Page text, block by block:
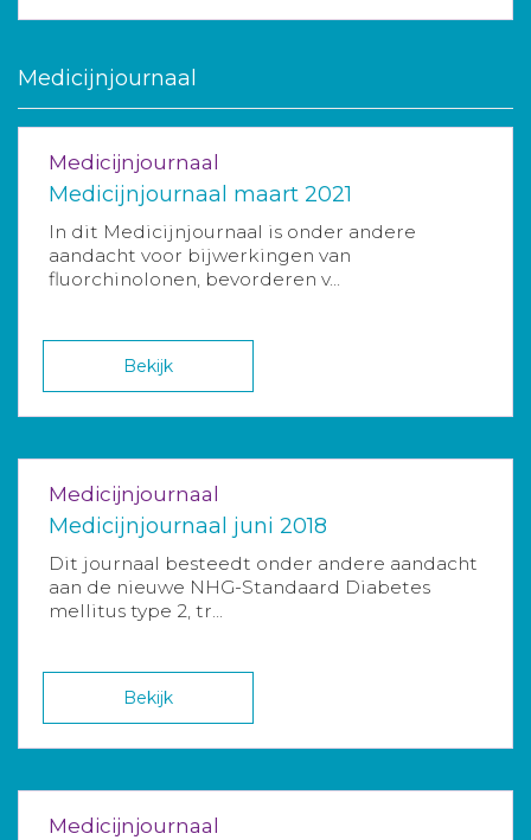
Medicijnjournaal
Medicijnjournaal
Medicijnjournaal maart 2021
In dit Medicijnjournaal is onder andere
aandacht voor bijwerkingen van
fluorchinolonen, bevorderen v...
Bekijk
Medicijnjournaal
Medicijnjournaal juni 2018
Dit journaal besteedt onder andere aandacht
aan de nieuwe NHG-Standaard Diabetes
mellitus type 2, tr...
Bekijk
Medicijnjournaal